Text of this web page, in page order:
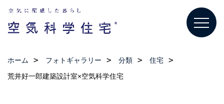
ホーム フォトギャラリー 分類
住宅
荒井好一郎建築設計室×空気科学住宅